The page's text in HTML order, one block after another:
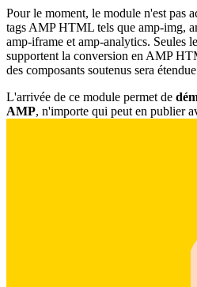
Pour le moment, le module n'est pas
tags AMP HTML tels que amp-img,
amp-iframe et amp-analytics. Seules
supportent la conversion en AMP
des composants soutenus sera
L'arrivée de ce module permet de
AMP, n'importe qui peut en publier